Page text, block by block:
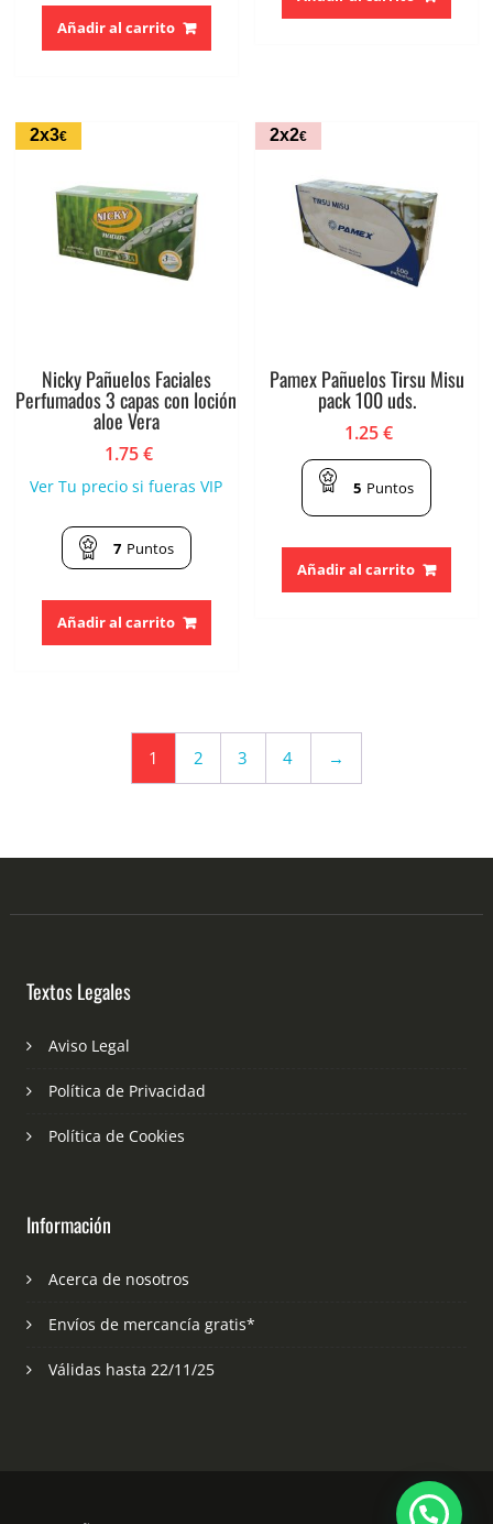
Añadir al carrito
2x3€
Nicky Pañuelos Faciales
Perfumados 3 capas con loción
aloe Vera
1.75€
Ver Tu precio si fueras VIP
7 Puntos
Añadir al carrito
2x2€
Pamex Pañuelos Tirsu Misu
pack 100 uds.
1.25€
5 Puntos
Añadir al carrito
1 2 3 4 →
Textos Legales
Aviso Legal
Política de Privacidad
Política de Cookies
Información
Acerca de nosotros
Envíos de mercancía gratis*
Válidas hasta 22/11/25